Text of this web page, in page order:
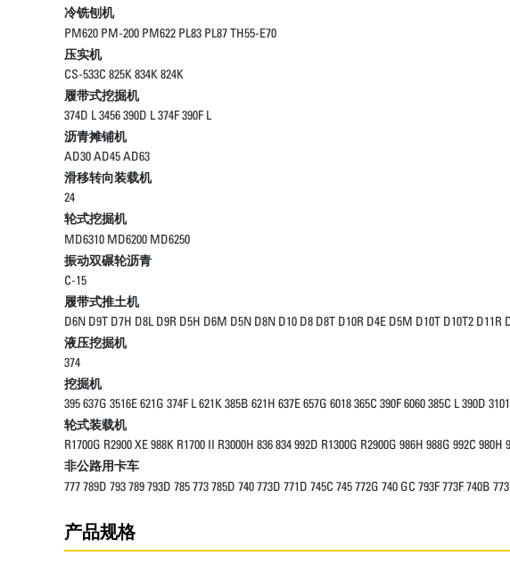
冷铣刨机
PM620 PM-200 PM622 PL83 PL87 TH55-E70
压实机
CS-533C 825K 834K 824K
履带式挖掘机
374D L 3456 390D L 374F 390F L
沥青摊铺机
AD30 AD45 AD63
滑移转向装载机
24
轮式挖掘机
MD6310 MD6200 MD6250
振动双碾轮沥青
C-15
履带式推土机
D6N D9T D7H D8L D9R D5H D6M D5N D8N D10 D8 D8T D10R D4E D5M D10T D10T2 D11R
液压挖掘机
374
挖掘机
395 637G 3516E 621G 374F L 621K 385B 621H 637E 657G 6018 365C 390F 6060 385C L 390D
轮式装载机
R1700G R2900 XE 988K R1700 II R3000H 836 834 992D R1300G R2900G 986H 988G 992C
非公路用卡车
777 789D 793 789 793D 785 773 785D 740 773D 771D 745C 745 772G 740 GC 793F 773F 740B
产品规格